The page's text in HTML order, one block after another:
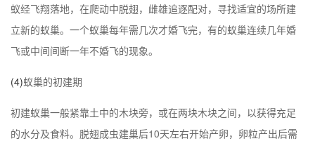
蚁经飞翔落地，在爬动中脱翅，雌雄追逐配对，寻找适宜的场所建
立新的蚁巢。一个蚁巢每年需几次才婚飞完，有的蚁巢连续几年婚
飞或中间间断一年不婚飞的现象。
(4)蚁巢的初建期
初建蚁巢一般紧靠土中的木块旁，或在两块木块之间，以获得充足
的水分及食料。脱翅成虫建巢后10天左右开始产卵，卵粒产出后需